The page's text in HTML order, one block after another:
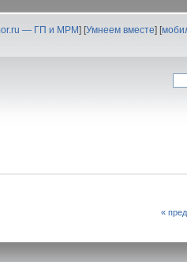
— ГП и МРМ] [Умнеем вместе] [
«